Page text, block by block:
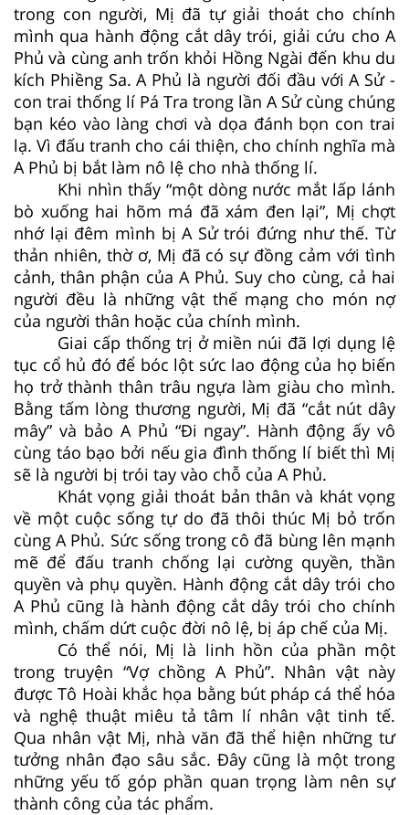
trong con người, Mị đã tự giải thoát cho chính
mình qua hành động cắt dây trói, giải cứu cho A
Phủ và cùng anh trốn khỏi Hồng Ngài đến khu du
kích Phiềng Sa. A Phủ là người đối đầu với A Sử -
con trai thống lí Pá Tra trong lần A Sử cùng chúng
bạn kéo vào làng chơi và dọa đánh bọn con trai
lạ. Vì đấu tranh cho cái thiện, cho chính nghĩa mà
A Phủ bị bắt làm nô lệ cho nhà thống lí.
Khi nhìn thấy “một dòng nước mắt lấp lánh
bò xuống hai hõm má đã xám đen lại”, Mị chợt
nhớ lại đêm mình bị A Sử trói đứng như thế. Từ
thản nhiên, thờ ơ, Mị đã có sự đồng cảm với tình
cảnh, thân phận của A Phủ. Suy cho cùng, cả hai
người đều là những vật thế mạng cho món nợ
của người thân hoặc của chính mình.
Giai cấp thống trị ở miền núi đã lợi dụng lệ
tục cổ hủ đó để bóc lột sức lao động của họ biến
họ trở thành thân trâu ngựa làm giàu cho mình.
Bằng tấm lòng thương người, Mị đã “cắt nút dây
mây” và bảo A Phủ “Đi ngay”. Hành động ấy vô
cùng táo bạo bởi nếu gia đình thống lí biết thì Mị
sẽ là người bị trói tay vào chỗ của A Phủ.
Khát vọng giải thoát bản thân và khát vọng
về một cuộc sống tự do đã thôi thúc Mị bỏ trốn
cùng A Phủ. Sức sống trong cô đã bùng lên mạnh
mẽ để đấu tranh chống lại cường quyền, thần
quyền và phụ quyền. Hành động cắt dây trói cho
A Phủ cũng là hành động cắt dây trói cho chính
mình, chấm dứt cuộc đời nô lệ, bị áp chế của Mị.
Có thể nói, Mị là linh hồn của phần một
trong truyện “Vợ chồng A Phủ”. Nhân vật này
được Tô Hoài khắc họa bằng bút pháp cá thể hóa
và nghệ thuật miêu tả tâm lí nhân vật tinh tế.
Qua nhân vật Mị, nhà văn đã thể hiện những tư
tưởng nhân đạo sâu sắc. Đây cũng là một trong
những yếu tố góp phần quan trọng làm nên sự
thành công của tác phẩm.